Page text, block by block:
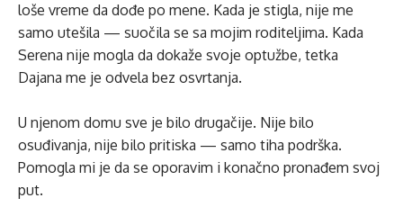
loše vreme da dođe po mene. Kada je stigla, nije me
samo utešila — suočila se sa mojim roditeljima. Kada
Serena nije mogla da dokaže svoje optužbe, tetka
Dajana me je odvela bez osvrtanja.
U njenom domu sve je bilo drugačije. Nije bilo
osuđivanja, nije bilo pritiska — samo tiha podrška.
Pomogla mi je da se oporavim i konačno pronađem svoj
put.